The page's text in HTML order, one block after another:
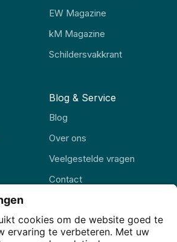
EW Magazine
kM Magazine
Schildersvakkrant
Blog & Service
Blog
Over ons
Veelgestelde vragen
Contact